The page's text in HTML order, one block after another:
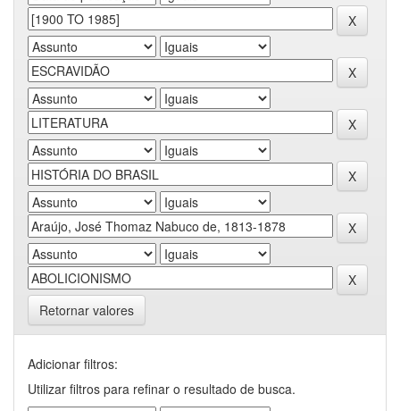
Retornar valores
Adicionar filtros:
Utilizar filtros para refinar o resultado de busca.